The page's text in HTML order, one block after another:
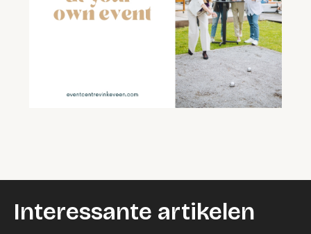
Interessante artikelen